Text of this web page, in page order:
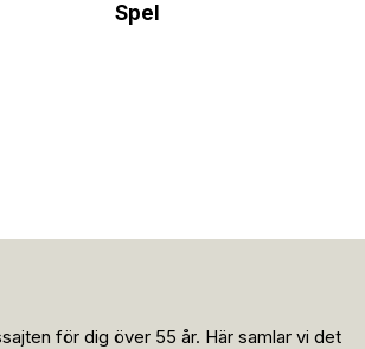
Spel
för dig över 55 år. Här samlar vi det